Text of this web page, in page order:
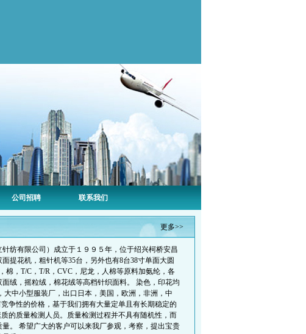
公司招聘 联系我们
更多>>
纺有限公司）成立于１９９５年，位于绍兴柯桥安昌
提花机，粗针机等35台，另外也有8台38寸单面大圆
棉，T/C，T/R，CVC，尼龙，人棉等原料加氨纶，各
绒，摇粒绒，棉花绒等高档针织面料。 染色，印花均
大中小型服装厂，出口日本，美国，欧洲，非洲，中
争性的价格，基于我们拥有大量定单且有长期稳定的
的质量检测人员。质量检测过程并不具有随机性，而
。 希望广大的客户可以来我厂参观，考察，提出宝贵